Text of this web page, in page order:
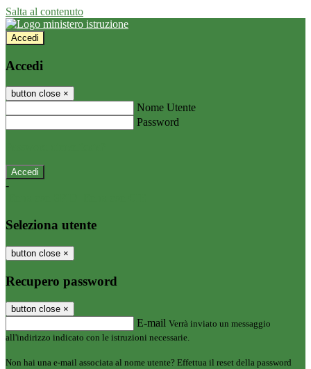
Salta al contenuto
Accedi
Accedi
button close ×
Nome Utente
Password
-
Seleziona utente
button close ×
Recupero password
button close ×
E-mail Verrà inviato un messaggio
all'indirizzo indicato con le istruzioni necessarie.
Non hai una e-mail associata al nome utente? Effettua il reset della password